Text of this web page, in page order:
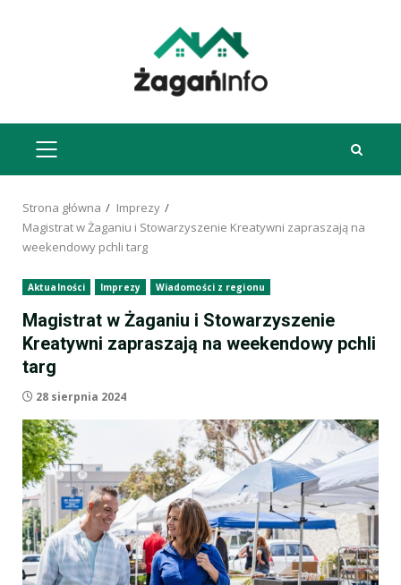
MENU
GŁÓWNE
Strona główna
Imprezy
Magistrat w Żaganiu i Stowarzyszenie Kreatywni zapraszają na
weekendowy pchli targ
Aktualności Imprezy Wiadomości z regionu
Magistrat w Żaganiu i Stowarzyszenie
Kreatywni zapraszają na weekendowy pchli
targ
28 sierpnia 2024